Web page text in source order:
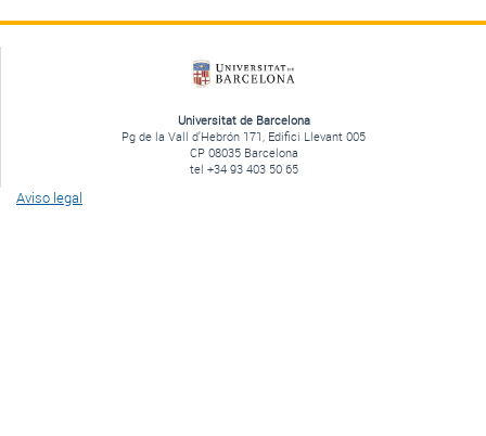
Universitat de Barcelona
Pg de la Vall d'Hebrón 171, Edifici Llevant 005
CP 08035 Barcelona
tel +34 93 403 50 65
Aviso legal